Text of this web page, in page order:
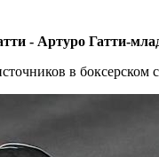
- Артуро Гатти-
в